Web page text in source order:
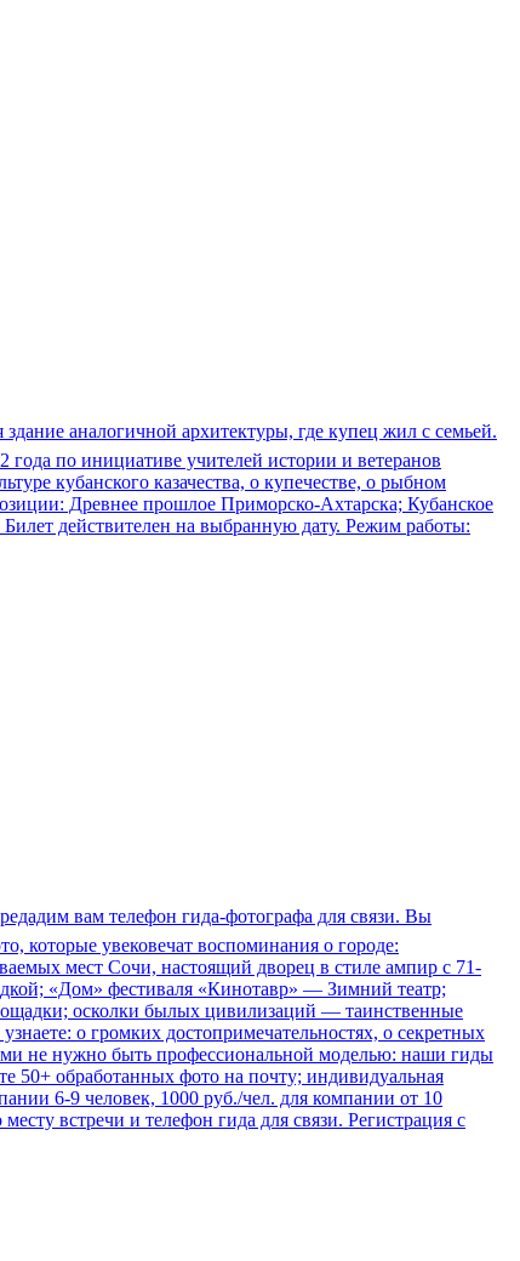
аналогичной архитектуры, где купец жил с семьей.
года по инициативе учителей истории и ветеранов
кубанского казачества, о купечестве, о рыбном
Древнее прошлое Приморско-Ахтарска; Кубанское
действителен на выбранную дату. Режим работы:
вам телефон гида-фотографа для связи. Вы
которые увековечат воспоминания о городе:
мест Сочи, настоящий дворец в стиле ампир с 71-
«Дом» фестиваля «Кинотавр» — Зимний театр;
осколки былых цивилизаций — таинственные
о громких достопримечательностях, о секретных
не нужно быть профессиональной моделью: наши гиды
50+ обработанных фото на почту; индивидуальная
6-9 человек, 1000 руб./чел. для компании от 10
встречи и телефон гида для связи. Регистрация с